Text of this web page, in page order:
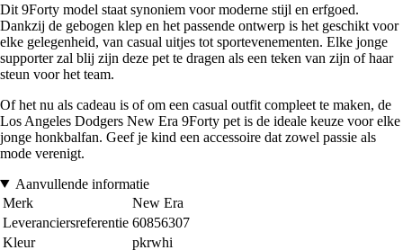
Dit 9Forty model staat synoniem voor moderne stijl en erfgoed.
Dankzij de gebogen klep en het passende ontwerp is het geschikt voor
elke gelegenheid, van casual uitjes tot sportevenementen. Elke jonge
supporter zal blij zijn deze pet te dragen als een teken van zijn of haar
steun voor het team.
Of het nu als cadeau is of om een casual outfit compleet te maken, de
Los Angeles Dodgers New Era 9Forty pet is de ideale keuze voor elke
jonge honkbalfan. Geef je kind een accessoire dat zowel passie als
mode verenigt.
Aanvullende informatie
Merk
New Era
Leveranciersreferentie 60856307
Kleur
pkrwhi